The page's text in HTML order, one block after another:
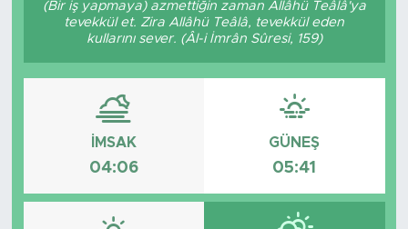
(Bir iş yapmaya) azmettiğin zaman Allâhü Teâlâ'ya
tevekkül et. Zira Allâhü Teâlâ, tevekkül eden
kullarını sever. (Âl-i İmrân Sûresi, 159)
İMSAK
04:06
GÜNEŞ
05:41
BİLİM-TEKNOLOJİ
RÖPÖRTAJ
ANALİZ
NOSTALJİ